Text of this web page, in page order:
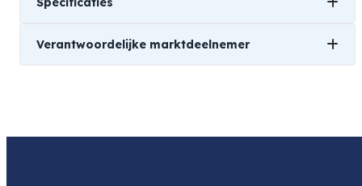
Gewicht
Verantwoordelijke marktdeelnemer
Product